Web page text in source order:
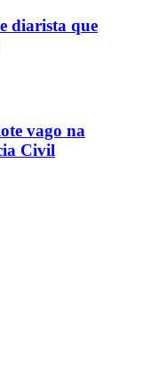
diarista que
vago na
Civil